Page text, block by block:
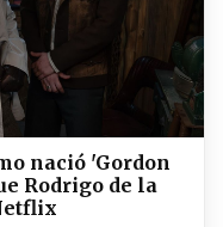
nació 'Gordon
Rodrigo de la